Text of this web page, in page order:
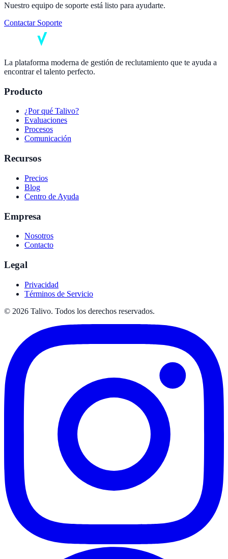
Nuestro equipo de soporte está listo para ayudarte.
Contactar Soporte
La plataforma moderna de gestión de reclutamiento que te ayuda a
encontrar el talento perfecto.
Producto
¿Por qué Talivo?
Evaluaciones
Procesos
Comunicación
Recursos
Precios
Blog
Centro de Ayuda
Empresa
Nosotros
Contacto
Legal
Privacidad
Términos de Servicio
© 2026 Talivo. Todos los derechos reservados.